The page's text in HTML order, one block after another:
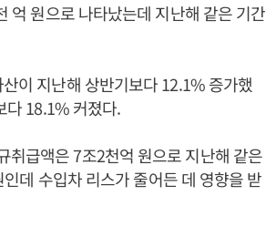
억 원으로 나타났는데 지난해 같은 기간
이 지난해 상반기보다 12.1% 증가했
다 18.1% 커졌다.
취급액은 7조2천억 원으로 지난해 같은
데 수입차 리스가 줄어든 데 영향을 받